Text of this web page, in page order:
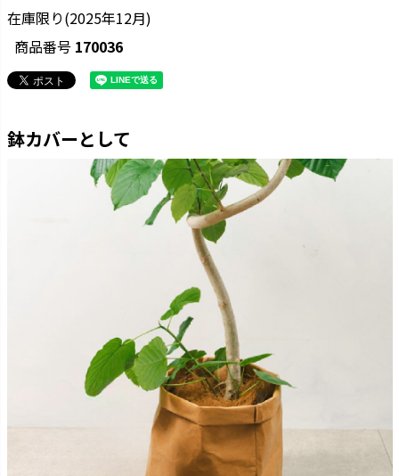
在庫限り(2025年12月)
商品番号 170036
鉢カバーとして